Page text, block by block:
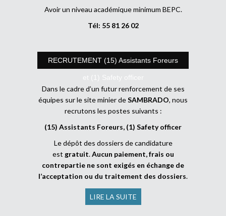
Avoir un niveau académique minimum BEPC.
Tél: 55 81 26 02
RECRUTEMENT (15) Assistants Foreurs
et (1) Safety officer
Dans le cadre d’un futur renforcement de ses
équipes sur le site minier deSAMBRADO, nous
recrutons les postes suivants :
(15) Assistants Foreurs, (1) Safety officer
Le dépôt des dossiers de candidature
est gratuit.Aucun paiement, frais ou
contrepartie ne sont exigés en échange de
l’acceptation ou du traitement des dossiers.
LIRE LA SUITE